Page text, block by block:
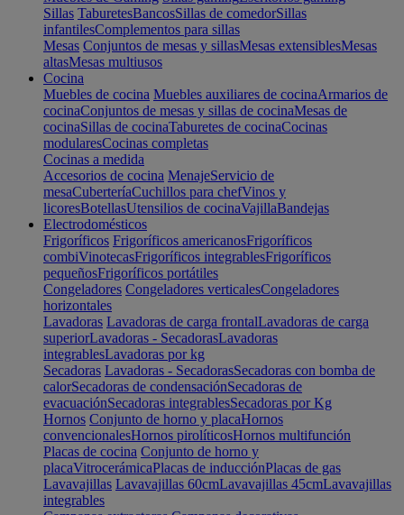
Sillas TaburetesBancosSillas de comedorSillas
infantilesComplementos para sillas
Mesas Conjuntos de mesas y sillasMesas extensiblesMesas
altasMesas multiusos
Cocina
Muebles de cocina Muebles auxiliares de cocinaArmarios de
cocinaConjuntos de mesas y sillas de cocinaMesas de
cocinaSillas de cocinaTaburetes de cocinaCocinas
modularesCocinas completas
Cocinas a medida
Accesorios de cocina MenajeServicio de
mesaCuberteríaCuchillos para chefVinos y
licoresBotellasUtensilios de cocinaVajillaBandejas
Electrodomésticos
Frigoríficos Frigoríficos americanosFrigoríficos
combiVinotecasFrigoríficos integrablesFrigoríficos
pequeñosFrigoríficos portátiles
Congeladores Congeladores verticalesCongeladores
horizontales
Lavadoras Lavadoras de carga frontalLavadoras de carga
superiorLavadoras - SecadorasLavadoras
integrablesLavadoras por kg
Secadoras Lavadoras - SecadorasSecadoras con bomba de
calorSecadoras de condensaciónSecadoras de
evacuaciónSecadoras integrablesSecadoras por Kg
Hornos Conjunto de horno y placaHornos
convencionalesHornos pirolíticosHornos multifunción
Placas de cocina Conjunto de horno y
placaVitrocerámicaPlacas de inducciónPlacas de gas
Lavavajillas Lavavajillas 60cmLavavajillas 45cmLavavajillas
integrables